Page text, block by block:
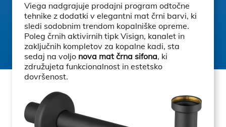
Viega nadgrajuje prodajni program odtočne
tehnike z dodatki v elegantni mat črni barvi, ki
sledi sodobnim trendom kopalniške opreme.
Poleg črnih aktivirnih tipk Visign, kanalet in
zaključnih kompletov za kopalne kadi, sta
sedaj na voljo nova mat črna sifona, ki
združujeta funkcionalnost in estetsko
dovršenost.